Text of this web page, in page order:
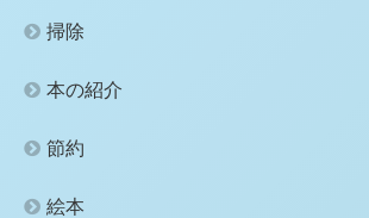
掃除
本の紹介
節約
絵本